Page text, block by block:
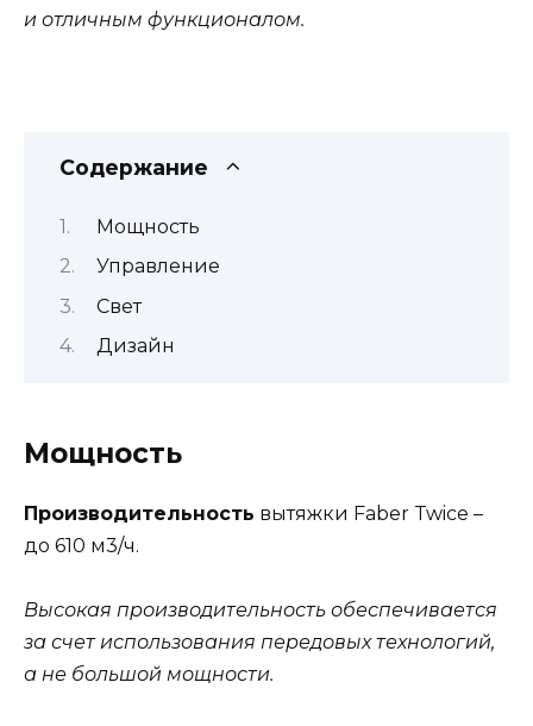
и отличным функционалом.
Содержание
Мощность
Управление
Свет
Дизайн
Мощность
Производительность вытяжки Faber Twice –
до 610 м3/ч.
Высокая производительность обеспечивается
за счет использования передовых технологий,
а не большой мощности.